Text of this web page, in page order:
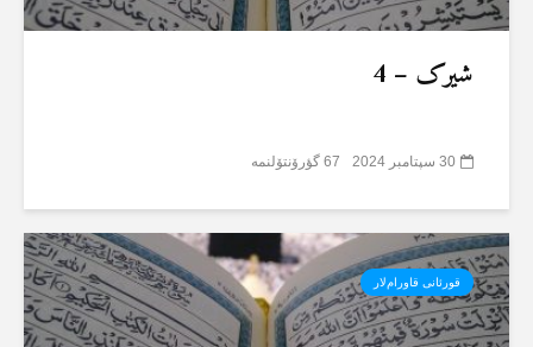
شیرک – 4
30 سپتامبر 2024 67 گؤرۆنتۆلنمە
قورئانی قاورام‌لار